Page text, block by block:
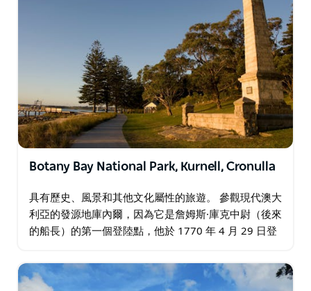
Botany Bay National Park, Kurnell, Cronulla
具有歷史、風景和其他文化屬性的旅遊。 參觀現代澳大
利亞的發源地庫內爾，因為它是詹姆斯·庫克中尉（後來
的船長）的第一個登陸點，他於 1770 年 4 月 29 日登
定居點…